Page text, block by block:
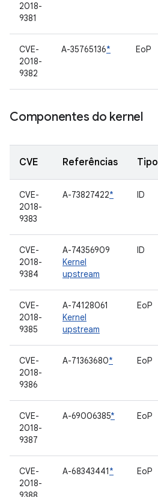
2018-
9381
CVE-
2018-
9382
A-35765136* EoP
Componentes do kernel
CVE Referências Tipo
CVE-
2018-
9383
A-73827422* ID
CVE-
2018-
9384
A-74356909
Kernel
upstream
ID
CVE-
2018-
9385
A-74128061
Kernel
upstream
EoP
CVE-
2018-
9386
A-71363680* EoP
CVE-
2018-
9387
A-69006385* EoP
CVE-
2018-
A-68343441* EoP